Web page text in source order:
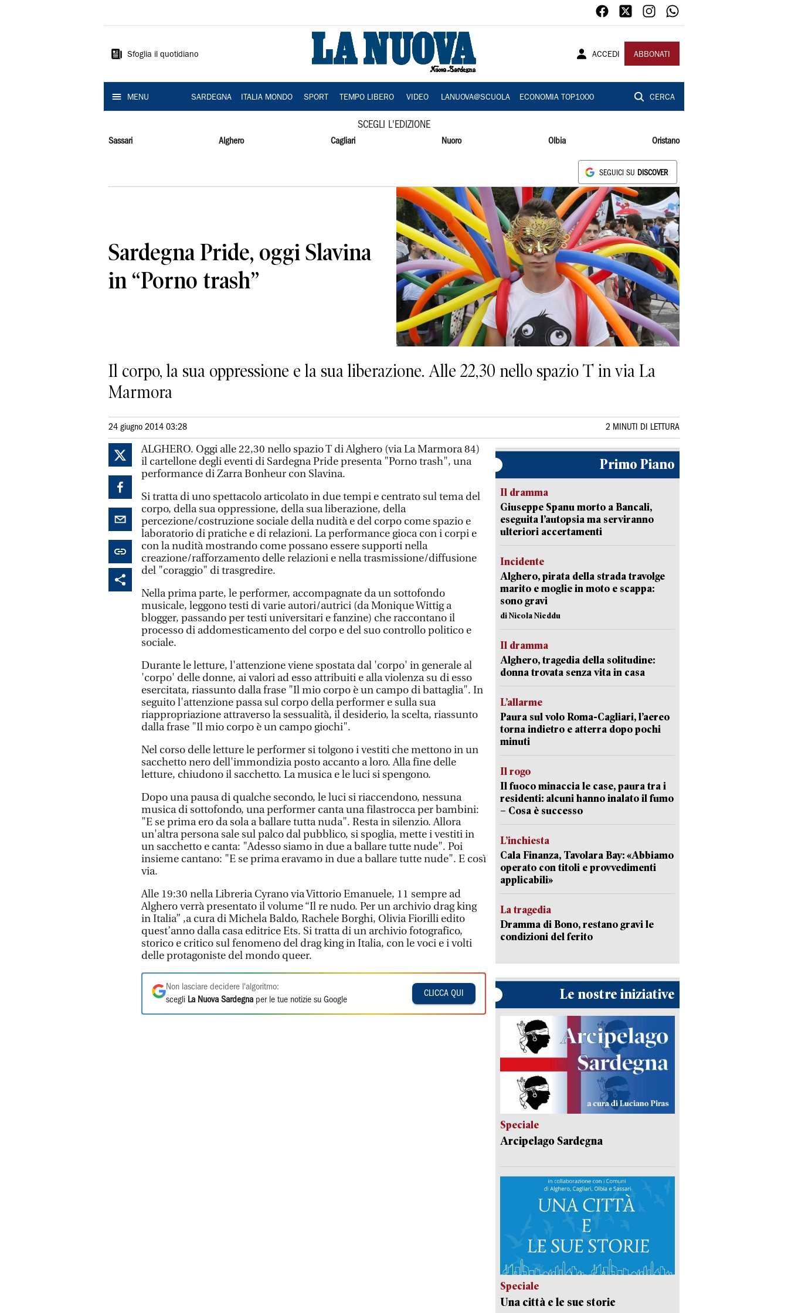
Sardegna
Sfoglia il quotidiano ACCEDI ABBONATI
MENU SARDEGNA ITALIA MONDO SPORT TEMPO LIBERO VIDEO LANUOVA@SCUOLA ECONOMIA TOP1000 CERCA
SCEGLI L'EDIZIONE
Sassari Alghero Cagliari Nuoro Olbia Oristano
SEGUICI SU DISCOVER
Sardegna Pride, oggi Slavina
in “Porno trash”
Il corpo, la sua oppressione e la sua liberazione. Alle 22,30 nello spazio T in via La
Marmora
24 giugno 2014 03:28 2 MINUTI DI LETTURA
ALGHERO. Oggi alle 22,30 nello spazio T di Alghero (via La Marmora 84)
il cartellone degli eventi di Sardegna Pride presenta "Porno trash", una
performance di Zarra Bonheur con Slavina.
Si tratta di uno spettacolo articolato in due tempi e centrato sul tema del
corpo, della sua oppressione, della sua liberazione, della
percezione/costruzione sociale della nudità e del corpo come spazio e
laboratorio di pratiche e di relazioni. La performance gioca con i corpi e
con la nudità mostrando come possano essere supporti nella
creazione/rafforzamento delle relazioni e nella trasmissione/diffusione
del "coraggio" di trasgredire.
Nella prima parte, le performer, accompagnate da un sottofondo
musicale, leggono testi di varie autori/autrici (da Monique Wittig a
blogger, passando per testi universitari e fanzine) che raccontano il
processo di addomesticamento del corpo e del suo controllo politico e
sociale.
Durante le letture, l'attenzione viene spostata dal 'corpo' in generale al
'corpo' delle donne, ai valori ad esso attribuiti e alla violenza su di esso
esercitata, riassunto dalla frase "Il mio corpo è un campo di battaglia". In
seguito l'attenzione passa sul corpo della performer e sulla sua
riappropriazione attraverso la sessualità, il desiderio, la scelta, riassunto
dalla frase "Il mio corpo è un campo giochi".
Nel corso delle letture le performer si tolgono i vestiti che mettono in un
sacchetto nero dell'immondizia posto accanto a loro. Alla fine delle
letture, chiudono il sacchetto. La musica e le luci si spengono.
Dopo una pausa di qualche secondo, le luci si riaccendono, nessuna
musica di sottofondo, una performer canta una filastrocca per bambini:
"E se prima ero da sola a ballare tutta nuda". Resta in silenzio. Allora
un'altra persona sale sul palco dal pubblico, si spoglia, mette i vestiti in
un sacchetto e canta: "Adesso siamo in due a ballare tutte nude". Poi
insieme cantano: "E se prima eravamo in due a ballare tutte nude". E così
via.
Alle 19:30 nella Libreria Cyrano via Vittorio Emanuele, 11 sempre ad
Alghero verrà presentato il volume “Il re nudo. Per un archivio drag king
in Italia” ,a cura di Michela Baldo, Rachele Borghi, Olivia Fiorilli edito
quest’anno dalla casa editrice Ets. Si tratta di un archivio fotografico,
storico e critico sul fenomeno del drag king in Italia, con le voci e i volti
delle protagoniste del mondo queer.
Non lasciare decidere l'algoritmo:
scegli La Nuova Sardegna per le tue notizie su Google
CLICCA QUI
Primo Piano
Il dramma
Giuseppe Spanu morto a Bancali,
eseguita l’autopsia ma serviranno
ulteriori accertamenti
Incidente
Alghero, pirata della strada travolge
marito e moglie in moto e scappa:
sono gravi
di Nicola Nieddu
Il dramma
Alghero, tragedia della solitudine:
donna trovata senza vita in casa
L’allarme
Paura sul volo Roma-Cagliari, l’aereo
torna indietro e atterra dopo pochi
minuti
Il rogo
Il fuoco minaccia le case, paura tra i
residenti: alcuni hanno inalato il fumo
– Cosa è successo
L’inchiesta
Cala Finanza, Tavolara Bay: «Abbiamo
operato con titoli e provvedimenti
applicabili»
La tragedia
Dramma di Bono, restano gravi le
condizioni del ferito
Le nostre iniziative
Speciale
Arcipelago Sardegna
Speciale
Una città e le sue storie